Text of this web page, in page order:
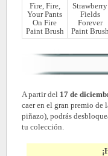
Fire, Fire,
Your Pants
On Fire
Paint Brush
Strawberry
Fields
Forever
Paint Brush
A partir del 17 de
caer en el gran premio de
piñazo), podrás
tu colección.